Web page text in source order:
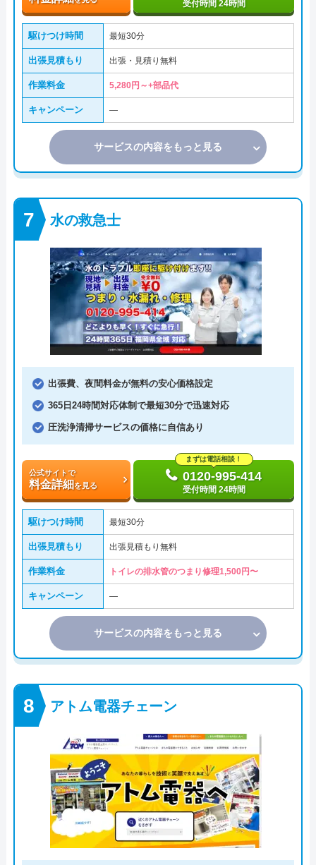
受付時間 24時間
駆けつけ時間 最短30分
出張見積もり 出張・見積り無料
作業料金 5,280円～+部品代
キャンペーン ―
サービスの内容をもっと見る
水の救急士
出張費、夜間料金が無料の安心価格設定
365日24時間対応体制で最短30分で迅速対応
圧洗浄清掃サービスの価格に自信あり
公式サイトで
料金詳細を見る
まずは電話相談！
0120-995-414
受付時間 24時間
駆けつけ時間 最短30分
出張見積もり 出張見積もり無料
作業料金 トイレの排水管のつまり修理1,500円〜
キャンペーン ―
サービスの内容をもっと見る
アトム電器チェーン